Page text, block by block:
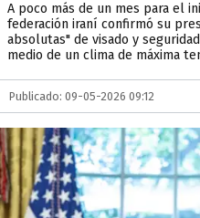
A poco más de un mes para el
federación iraní confirmó su
absolutas" de visado y
medio de un clima de máxima
Publicado: 09-05-2026 09:12